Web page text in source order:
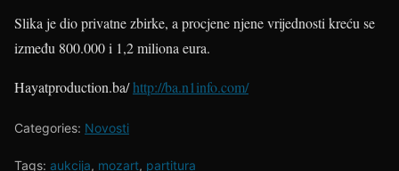
Slika je dio privatne zbirke, a procjene njene vrijednosti kreću se
između 800.000 i 1,2 miliona eura.
Hayatproduction.ba/http://ba.n1info.com/
Categories: Novosti
Tags: aukcija, mozart, partitura